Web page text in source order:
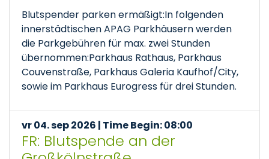
Blutspender parken ermäßigt:In folgenden
innerstädtischen APAG Parkhäusern werden
die Parkgebühren für max. zwei Stunden
übernommen:Parkhaus Rathaus, Parkhaus
Couvenstraße, Parkhaus Galeria Kaufhof/City,
sowie im Parkhaus Eurogress für drei Stunden.
vr 04. sep 2026 | Time Begin: 08:00
FR: Blutspende an der